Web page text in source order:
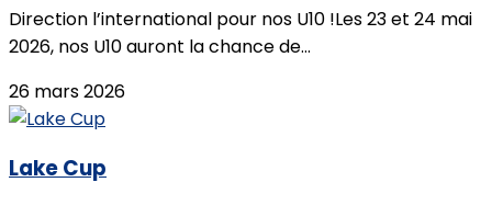
Direction l’international pour nos U10 !Les 23 et 24 mai
2026, nos U10 auront la chance de...
26 mars 2026
Lake Cup